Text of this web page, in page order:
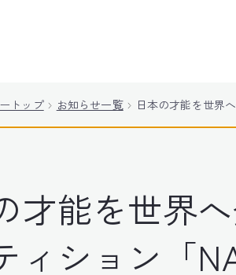
トップ お知らせ一覧 日本の才能を世界
才能を世界
ィション「